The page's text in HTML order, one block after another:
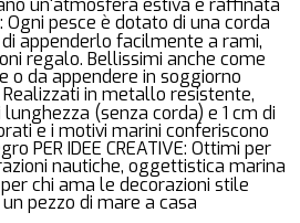
un'atmosfera estiva e raffinata
Ogni pesce è dotato di una corda
appenderlo facilmente a rami,
regalo. Bellissimi anche come
o da appendere in soggiorno
Realizzati in metallo resistente,
(senza corda) e 1 cm di
e i motivi marini conferiscono
PER IDEE CREATIVE: Ottimi per
nautiche, oggettistica marina
chi ama le decorazioni stile
pezzo di mare a casa